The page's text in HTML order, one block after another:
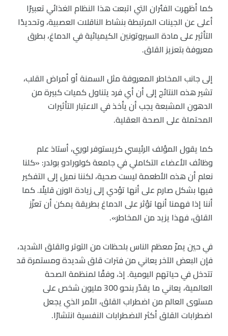
كما أظهرت الفئران التي اتبعت هذا النظام الغذائي تعبيرًا
أعلى عن الجينات المرتبطة بنشاط الناقلات العصبية، وتحديدًا
التأثير على مادة السيروتونين الكيميائية في الدماغ، بطرق
معروفة بتعزيز القلق.
إلى جانب المخاطر المعروفة مثل السمنة أو أمراض القلب،
تشير هذه النتائج إلى أن أي فرد يتناول كميات كبيرة من
الدهون المشبعة يجب أن يأخذ في الاعتبار التأثيرات
المحتملة على الصحة العقلية.
كما يقول المؤلف الرئيسي كريستوفر لوري، أستاذ علم
وظائف الأعضاء التكاملي في جامعة كولورادو بولدر: «كلنا
نعلم أن هذه الأطعمة ليست صحية، لكننا نميل إلى التفكير
فيها بشكل صارم على أنها تؤدي إلى زيادة الوزن قليلًا. كما
أننا إذا فهمنا أنها تؤثر على الدماغ بطريقة يمكن أن تعزّز
القلق، فهذا يزيد من المخاطر».
في حين يمرّ معظم الناس بلحظات من التوتر والقلق الشديد،
فإن البعض الآخر يعاني من فترات قلق شديدة ومستمرة قد
تتدخل في حياتهم اليومية. إذ، وفقًا لمنظمة الصحة
العالمية، يعاني ما يقدّر بنحو 300 مليون شخص على
مستوى العالم من اضطراب القلق، الأمر الذي يجعل
اضطرابات القلق أكثر الاضطرابات النفسية انتشارًا.